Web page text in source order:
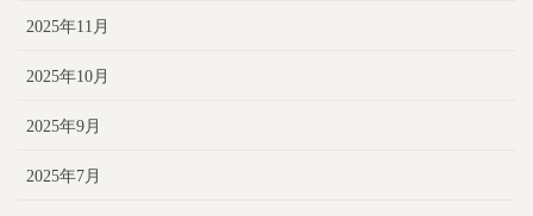
2025年11月
2025年10月
2025年9月
2025年7月